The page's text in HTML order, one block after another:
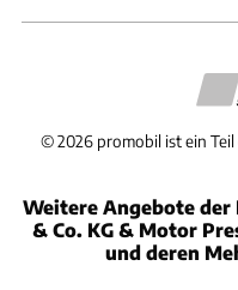
©2026 promobil ist ein
Weitere Angebote der
& Co. KG & Motor
und deren